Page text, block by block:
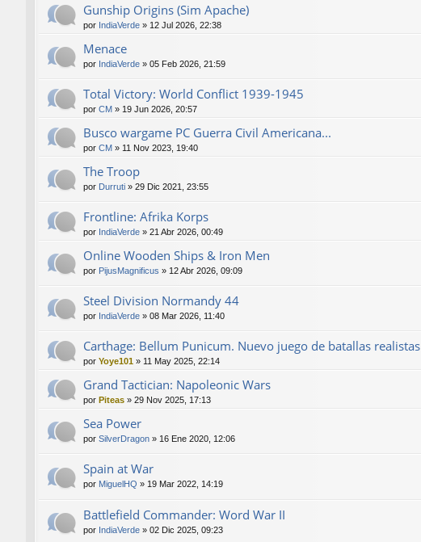
Gunship Origins (Sim Apache)
por IndiaVerde » 12 Jul 2026, 22:38
Menace
por IndiaVerde » 05 Feb 2026, 21:59
Total Victory: World Conflict 1939-1945
por CM » 19 Jun 2026, 20:57
Busco wargame PC Guerra Civil Americana...
por CM » 11 Nov 2023, 19:40
The Troop
por Durruti » 29 Dic 2021, 23:55
Frontline: Afrika Korps
por IndiaVerde » 21 Abr 2026, 00:49
Online Wooden Ships & Iron Men
por PijusMagnificus » 12 Abr 2026, 09:09
Steel Division Normandy 44
por IndiaVerde » 08 Mar 2026, 11:40
Carthage: Bellum Punicum. Nuevo juego de batallas realistas
por Yoye101 » 11 May 2025, 22:14
Grand Tactician: Napoleonic Wars
por Piteas » 29 Nov 2025, 17:13
Sea Power
por SilverDragon » 16 Ene 2020, 12:06
Spain at War
por MiguelHQ » 19 Mar 2022, 14:19
Battlefield Commander: Word War II
por IndiaVerde » 02 Dic 2025, 09:23